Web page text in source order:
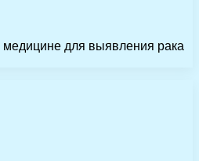
медицине для выявления рака